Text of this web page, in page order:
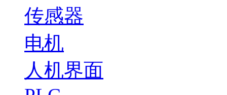
传感器
电机
人机界面